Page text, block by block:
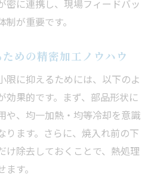
密に連携し、現場フィードバッ
が重要です。
めの精密加工ノウハウ
限に抑えるためには、以下のよ
効果的です。まず、部品形状に
や、均一加熱・均等冷却を意識
ります。さらに、焼入れ前の下
け除去しておくことで、熱処理
す。